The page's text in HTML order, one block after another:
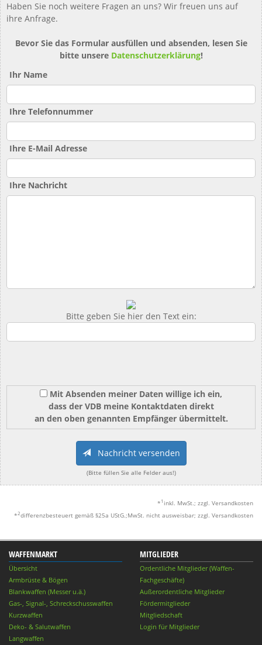
Haben Sie noch weitere Fragen an uns? Wir freuen uns auf
ihre Anfrage.
Bevor Sie das Formular ausfüllen und absenden, lesen Sie
bitte unsere Datenschutzerklärung!
Ihr Name
Ihre Telefonnummer
Ihre E-Mail Adresse
Ihre Nachricht
Bitte geben Sie hier den Text ein:
Mit Absenden meiner Daten willige ich ein,
dass der VDB meine Kontaktdaten direkt
an den oben genannten Empfänger übermittelt.
Nachricht versenden
(Bitte füllen Sie alle Felder aus!)
* 1 inkl. MwSt.; zzgl. Versandkosten
*2differenzbesteuert gemäß §25a UStG.;MwSt. nicht ausweisbar; zzgl. Versandkosten
WAFFENMARKT
Übersicht
Armbrüste & Bögen
Blankwaffen (Messer u.ä.)
Gas-, Signal-, Schreckschusswaffen
Kurzwaffen
Deko- & Salutwaffen
Langwaffen
MITGLIEDER
Ordentliche Mitglieder (Waffen-
Fachgeschäfte)
Außerordentliche Mitglieder
Fördermitglieder
Mitgliedschaft
Login für Mitglieder